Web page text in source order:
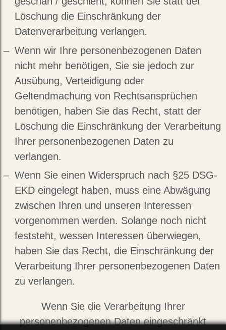
Löschung die Einschränkung der
Datenverarbeitung verlangen.
Wenn wir Ihre personenbezogenen Daten
nicht mehr benötigen, Sie sie jedoch zur
Ausübung, Verteidigung oder
Geltendmachung von Rechtsansprüchen
benötigen, haben Sie das Recht, statt der
Löschung die Einschränkung der Verarbeitung
Ihrer personenbezogenen Daten zu
verlangen.
Wenn Sie einen Widerspruch nach §25 DSG-
EKD eingelegt haben, muss eine Abwägung
zwischen Ihren und unseren Interessen
vorgenommen werden. Solange noch nicht
feststeht, wessen Interessen überwiegen,
haben Sie das Recht, die Einschränkung der
Verarbeitung Ihrer personenbezogenen Daten
zu verlangen.
Wenn Sie die Verarbeitung Ihrer
personenbezogenen Daten eingeschränkt